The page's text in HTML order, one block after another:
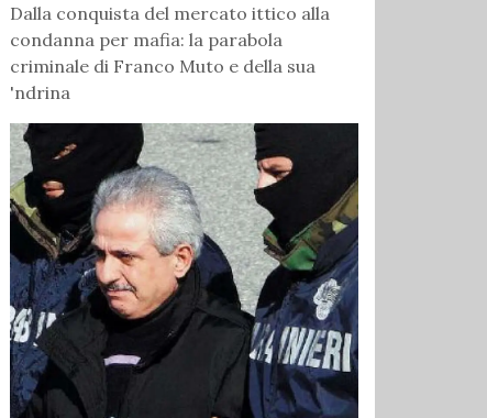
Dalla conquista del mercato ittico alla
condanna per mafia: la parabola
criminale di Franco Muto e della sua
'ndrina